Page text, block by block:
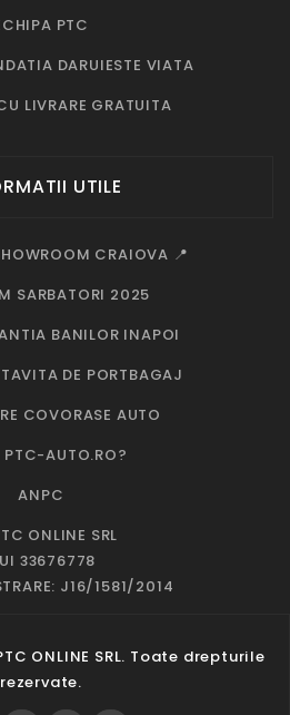
PTC
DARUIESTE VIATA
LIVRARE GRATUITA
UTILE
CRAIOVA 📍
SARBATORI 2025
BANILOR INAPOI
TAVITA DE PORTBAGAJ
COVORASE AUTO
PTC-AUTO.RO?
ANPC
ONLINE SRL
33676778
J16/1581/2014
ONLINE SRL. Toate drepturile
rezervate.